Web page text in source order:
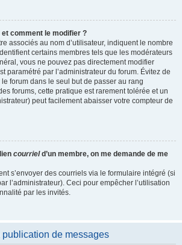
et comment le modifier ?
associés au nom d’utilisateur, indiquent le nombre
certains membres tels que les modérateurs
vous ne pouvez pas directement modifier
paramétré par l’administrateur du forum. Évitez de
forum dans le seul but de passer au rang
forums, cette pratique est rarement tolérée et un
peut facilement abaisser votre compteur de
courrield’un membre, on me demande de me
s’envoyer des courriels via le formulaire intégré (si
l’administrateur). Ceci pour empêcher l’utilisation
par les invités.
de messages